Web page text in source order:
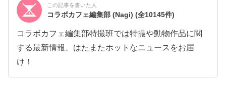
この記事を書いた人
コラボカフェ編集部 (Nagi)(全10145件)
コラボカフェ編集部特撮班では特撮や動物作品に関
する最新情報、はたまたホットなニュースをお届
け！